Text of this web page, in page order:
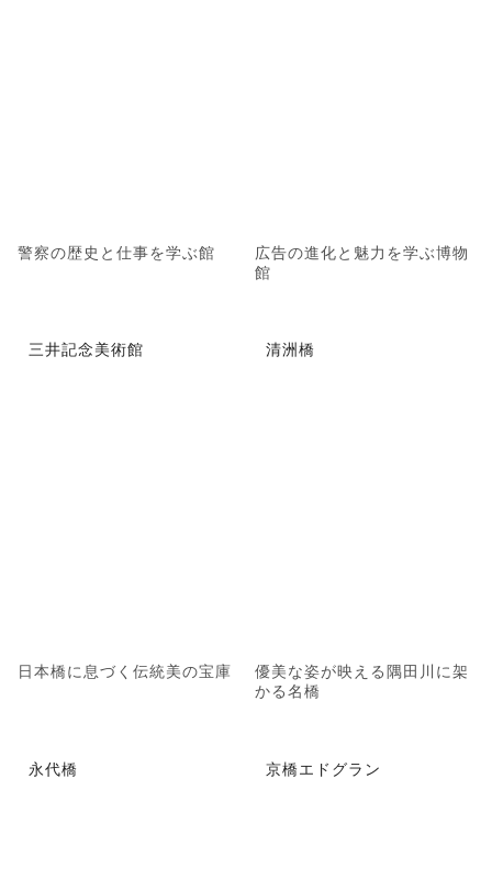
警察の歴史と仕事を学ぶ館
広告の進化と魅力を学ぶ博物
館
三井記念美術館
日本橋に息づく伝統美の宝庫
清洲橋
優美な姿が映える隅田川に架
かる名橋
永代橋 京橋エドグラン